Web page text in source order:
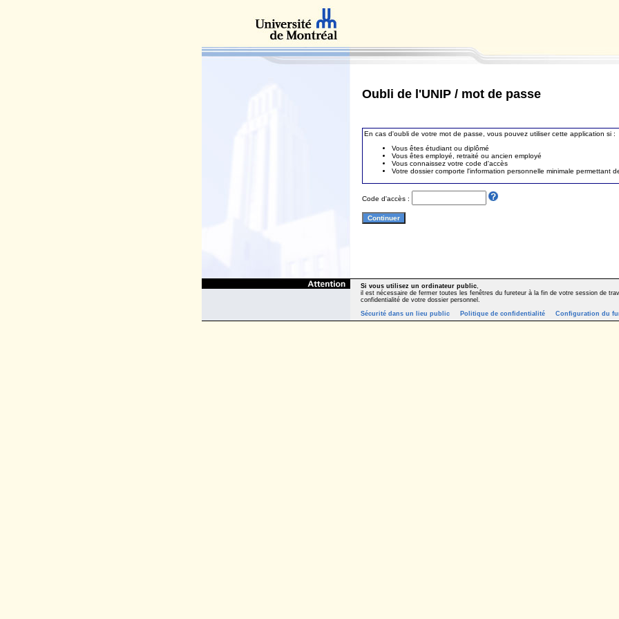
Oubli de l'UNIP / mot de passe
En cas d'oubli de votre mot de passe, vous pouvez utiliser cette application si :
Vous êtes étudiant ou diplômé
Vous êtes employé, retraité ou ancien employé
Vous connaissez votre code d'accès
Votre dossier comporte l'information personnelle minimale permettant
Code d'accès :
Si vous utilisez un ordinateur public,
il est nécessaire de fermer toutes les fenêtres du fureteur à la fin de votre session de
confidentialité de votre dossier personnel.
Sécurité dans un lieu public
Politique de confidentialité Configuration du